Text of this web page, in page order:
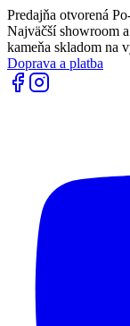
Predajňa otvorená
Najväčší showroom
kameňa skladom na
Doprava a platba